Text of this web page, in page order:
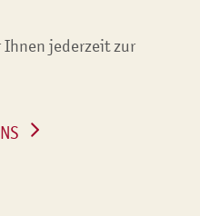
Ihnen jederzeit zur